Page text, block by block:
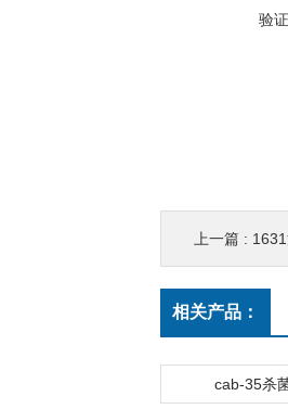
验
上一篇 :
相关产品：
cab-35杀